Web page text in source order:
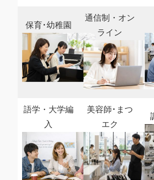
保育･幼稚園
通信制・オン
ライン
語学・大学編
入
美容師･まつ
エク